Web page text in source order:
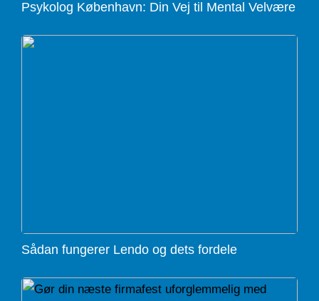
Psykolog København: Din Vej til Mental Velvære
Sådan fungerer Lendo og dets fordele